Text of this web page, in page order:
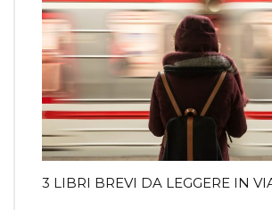
3 LIBRI BREVI DA LEGGERE IN